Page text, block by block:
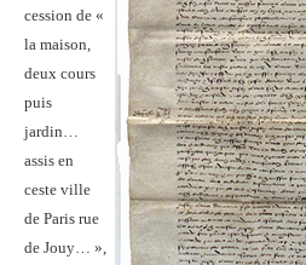
cession de «
la maison,
deux cours
puis
jardin…
assis en
ceste ville
de Paris rue
de Jouy… »,